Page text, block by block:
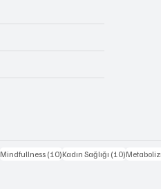
12 yazı
Mindfullness (10)10 yazı
Kadın Sağlığı (10)10 yazı